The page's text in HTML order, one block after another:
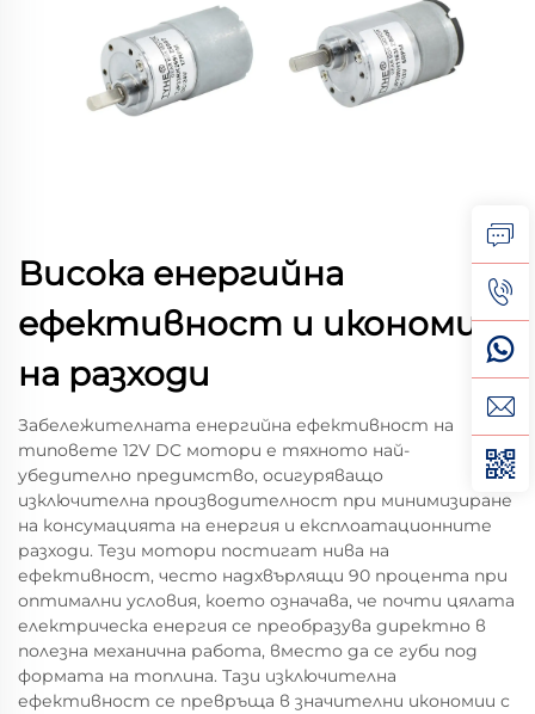
Висока енергийна
ефективност и икономия
на разходи
Забележителната енергийна ефективност на
типовете 12V DC мотори е тяхното най-
убедително предимство, осигуряващо
изключителна производителност при минимизиране
на консумацията на енергия и експлоатационните
разходи. Тези мотори постигат нива на
ефективност, често надхвърлящи 90 процента при
оптимални условия, което означава, че почти цялата
електрическа енергия се преобразува директно в
полезна механична работа, вместо да се губи под
формата на топлина. Тази изключителна
ефективност се превръща в значителни икономии с